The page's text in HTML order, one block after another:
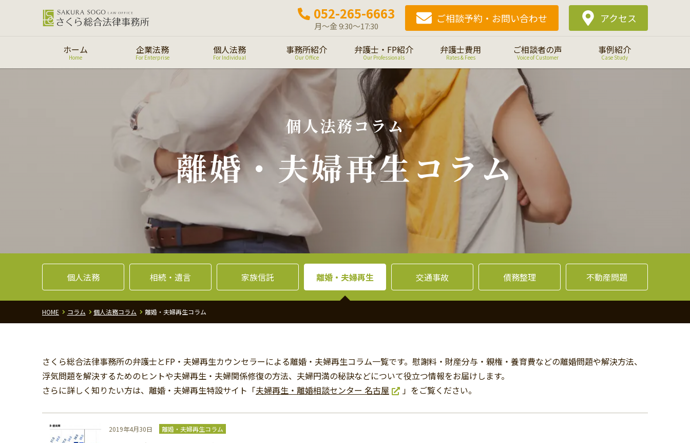
052-265-6663
月～金 9:30～17:30
ご相談予約・ お問い合わせ アクセス
ホーム
Home
企業法務
For Enterprise
個人法務
For Individual
事務所紹介
Our Office
弁護士・FP紹介
Our Professionals
弁護士費用
Rates & Fees
ご相談者の声
Voice of Customer
事例紹介
Case Study
個人法務コラム
離婚・夫婦再生コラム
個人法務 相続・遺言 家族信託 離婚・夫婦再生 交通事故 債務整理 不動産問題
HOME コラム 個人法務コラム 離婚・夫婦再生コラム
さくら総合法律事務所の弁護士とFP・夫婦再生カウンセラーによる離婚・夫婦再生コラム一覧です。慰謝料・財産分与・親権・養育費などの離婚問題や解決方法、
浮気問題を解決するためのヒントや夫婦再生・夫婦関係修復の方法、夫婦円満の秘訣などについて役立つ情報をお届けします。
さらに詳しく知りたい方は、離婚・夫婦再生特設サイト「夫婦再生・離婚相談センター 名古屋 」をご覧ください。
2019年4月30日 離婚・夫婦再生コラム